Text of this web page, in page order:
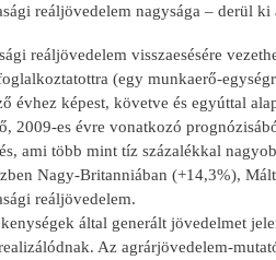
reáljövedelem nagysága – derül
reáljövedelem visszaesésére
(egy munkaerő-
évhez képest, követve és egyúttal
2009-es évre vonatkozó
ami több mint tíz százalékkal
Nagy-Britanniában (+14,3%),
reáljövedelem.
által generált jövedelmet
Az agrárjövedelem-